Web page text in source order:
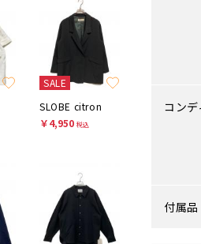
SALE
SLOBE citron
￥4,950 税込
コン
付属品